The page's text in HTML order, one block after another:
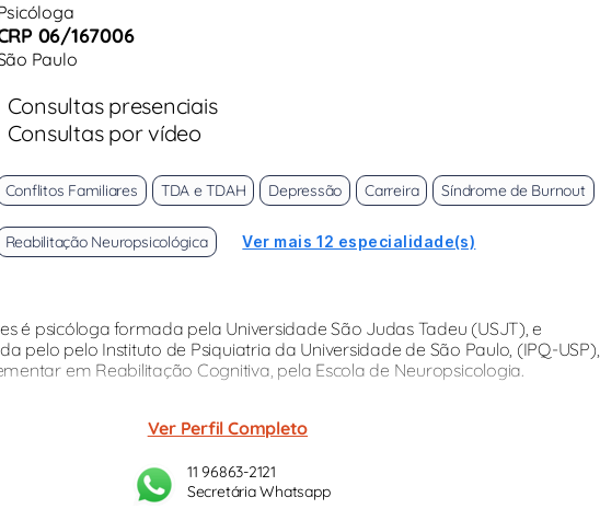
06/167006
Paulo
Consultas presenciais
Consultas por vídeo
Conflitos Familiares TDA e TDAH Depressão Carreira Síndrome de Burnout
Reabilitação Neuropsicológica Ver mais 12 especialidade(s)
é psicóloga formada pela Universidade São Judas Tadeu (USJT), e
pelo pelo Instituto de Psiquiatria da Universidade de São Paulo, (IPQ-USP),
em Reabilitação Cognitiva, pela Escola de Neuropsicologia.
Ver Perfil Completo
11 96863-2121
Secretária Whatsapp